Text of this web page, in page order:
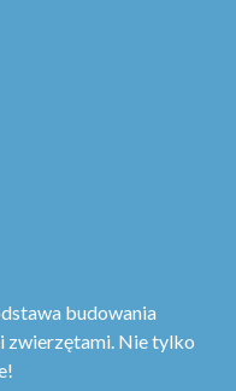
budowania
zwierzętami. Nie tylko